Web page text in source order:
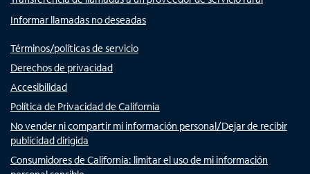
Informar llamadas no deseadas
Términos/políticas de servicio
Derechos de privacidad
Accesibilidad
Política de Privacidad de California
No vender ni compartir mi información personal/Dejar de recibir
publicidad dirigida
Consumidores de California: limitar el uso de mi información